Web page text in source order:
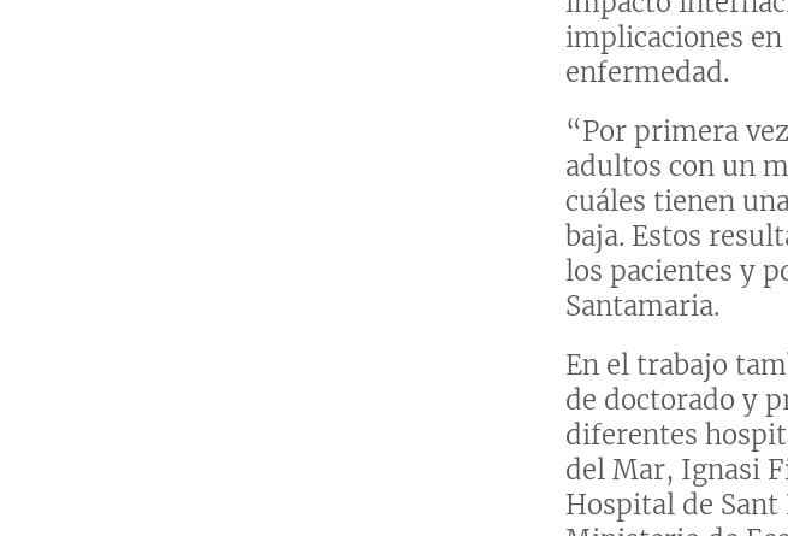
implicaciones
enfermedad.
“Por primera
adultos con un
cuáles tienen
baja. Estos
los pacientes y
Santamaria.
En el trabajo
de doctorado y
diferentes
del Mar, Ignasi
Hospital de